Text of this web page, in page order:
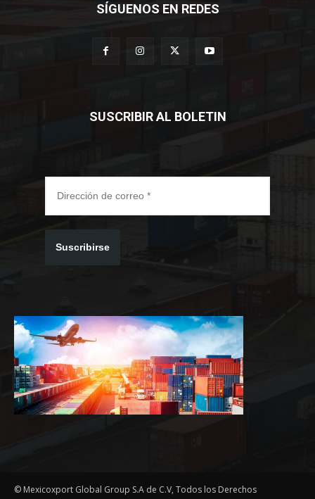
SÍGUENOS EN REDES
SUSCRIBIR AL BOLETIN
Suscribirse
© Mexicoxport Global Group S.A de C.V, Todos los Derechos